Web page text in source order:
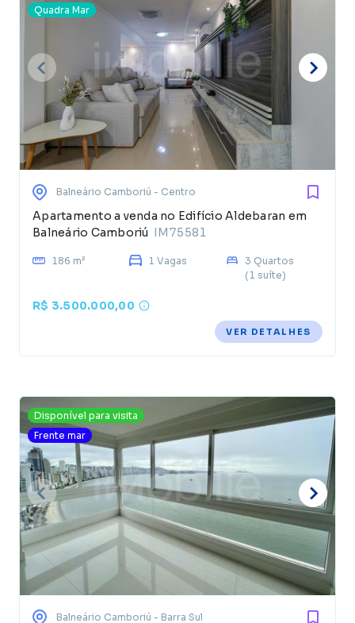
Quadra Mar
Balneário Camboriú - Centro
Apartamento a venda no Edifício Aldebaran em
Balneário Camboriú IM75581
186 m² 1 Vagas
3 Quartos
(1 suíte)
R$ 3.500.000,00
VER DETALHES
Disponível para visita
Frente mar
Balneário Camboriú - Barra Sul